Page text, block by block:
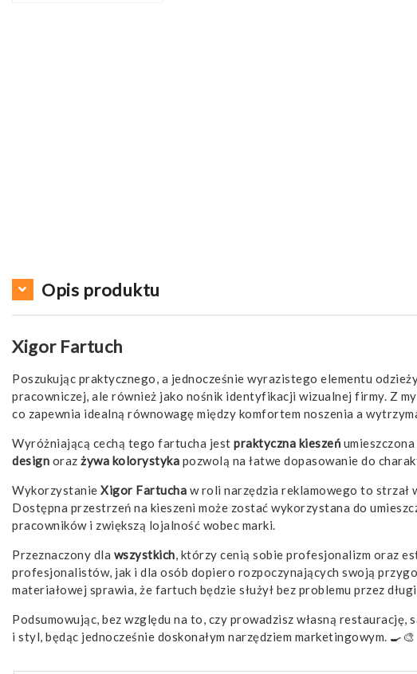
Opis produktu
Xigor Fartuch
Poszukując praktycznego, a jednocześnie wyrazistego elementu
pracowniczej, ale również jako nośnik identyfikacji wizualnej firmy. Z
co zapewnia idealną równowagę między komfortem noszenia a
Wyróżniającą cechą tego fartucha jest praktyczna kieszeń
design oraz żywa kolorystyka pozwolą na łatwe dopasowanie do
Wykorzystanie Xigor Fartucha w roli narzędzia reklamowego to strzał
Dostępna przestrzeń na kieszeni może zostać wykorzystana do
pracowników i zwiększą lojalność wobec marki.
Przeznaczony dla wszystkich, którzy cenią sobie profesjonalizm oraz
profesjonalistów, jak i dla osób dopiero rozpoczynających swoją
materiałowej sprawia, że fartuch będzie służył bez problemu przez
Podsumowując, bez względu na to, czy prowadzisz własną
i styl, będąc jednocześnie doskonałym narzędziem marketingowym. 🍳🎨